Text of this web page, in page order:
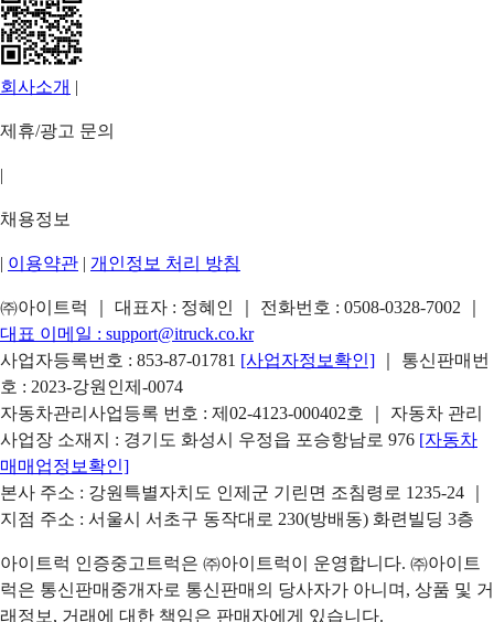
회사소개 |
제휴/광고 문의
|
채용정보
| 이용약관 | 개인정보 처리 방침
㈜아이트럭 ｜ 대표자 : 정혜인 ｜ 전화번호 : 0508-0328-7002
대표 이메일 : support@itruck.co.kr
사업자등록번호 : 853-87-01781 [사업자정보확인]
｜ 통신판매번
호 : 2023-강원인제-0074
자동차관리사업등록 번호 : 제02-4123-000402호 ｜ 자동차 관리
사업장 소재지 : 경기도 화성시 우정읍 포승항남로 976 [자동차
매매업정보확인]
본사 주소 : 강원특별자치도 인제군 기린면 조침령로 1235-24 ｜
지점 주소 : 서울시 서초구 동작대로 230(방배동) 화련빌딩 3층
아이트럭 인증중고트럭은 ㈜아이트럭이 운영합니다. ㈜아이트
럭은 통신판매중개자로 통신판매의 당사자가 아니며, 상품 및 거
래정보, 거래에 대한 책임은 판매자에게 있습니다.